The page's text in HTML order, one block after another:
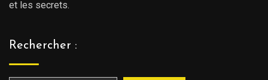
et les secrets.
Rechercher :